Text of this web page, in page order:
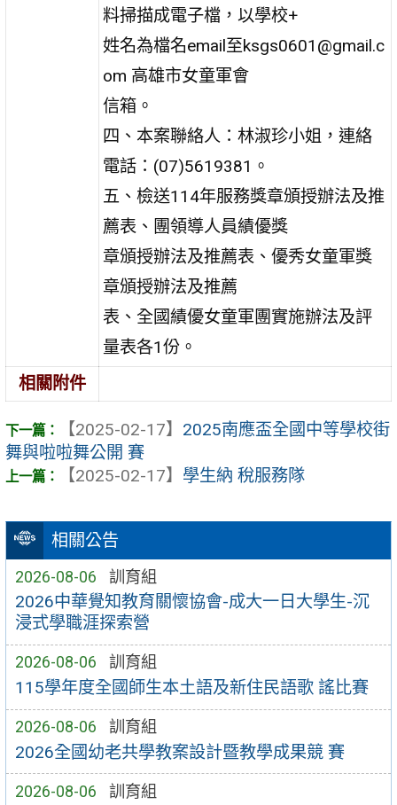
相關公告
2026-08-06 訓育組
2026中華覺知教育關懷協會-成大一日大學生-沉
浸式學職涯探索營
2026-08-06 訓育組
115學年度全國師生本土語及新住民語歌 謠比賽
2026-08-06 訓育組
2026全國幼老共學教案設計暨教學成果競 賽
2026-08-06 訓育組
料掃描成電子檔，以學校+
姓名為檔名email至ksgs0601@gmail.c
om 高雄市女童軍會
信箱。
四、本案聯絡人：林淑珍小姐，連絡
電話：(07)5619381。
五、檢送114年服務獎章頒授辦法及推
薦表、團領導人員績優獎
章頒授辦法及推薦表、優秀女童軍獎
章頒授辦法及推薦
表、全國績優女童軍團實施辦法及評
量表各1份。
相關附件
【2025-02-17】 2025南應盃全國中等學校街
舞與啦啦舞公開 賽
【2025-02-17】 學生納 稅服務隊